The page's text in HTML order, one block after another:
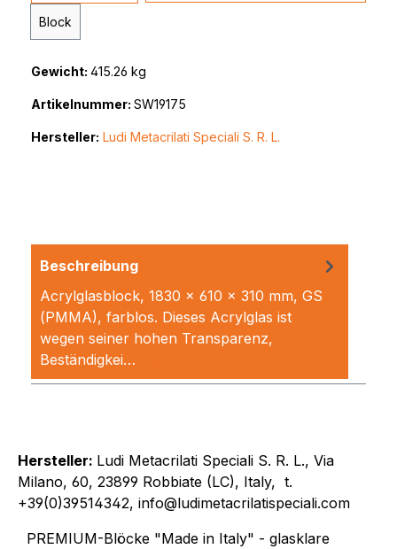
Block
Gewicht: 415.26 kg
Artikelnummer: SW19175
Hersteller: Ludi Metacrilati Speciali S. R. L.
Beschreibung
Acrylglasblock, 1830 x 610 x 310 mm, GS
(PMMA), farblos. Dieses Acrylglas ist
wegen seiner hohen Transparenz,
Beständigkei…
Hersteller: Ludi Metacrilati Speciali S. R. L., Via
Milano, 60, 23899 Robbiate (LC), Italy, t.
+39(0)39514342, info@ludimetacrilatispeciali.com
PREMIUM-Blöcke "Made in Italy" - glasklare